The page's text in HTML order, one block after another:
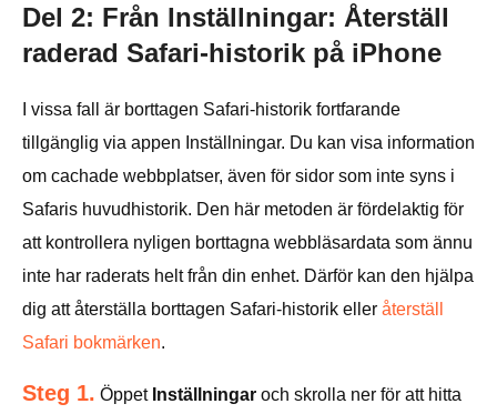
Del 2: Från Inställningar: Återställ
raderad Safari-historik på iPhone
I vissa fall är borttagen Safari-historik fortfarande
tillgänglig via appen Inställningar. Du kan visa information
om cachade webbplatser, även för sidor som inte syns i
Safaris huvudhistorik. Den här metoden är fördelaktig för
att kontrollera nyligen borttagna webbläsardata som ännu
inte har raderats helt från din enhet. Därför kan den hjälpa
dig att återställa borttagen Safari-historik eller återställ
Safari bokmärken.
Steg 1. Öppet Inställningar och skrolla ner för att hitta